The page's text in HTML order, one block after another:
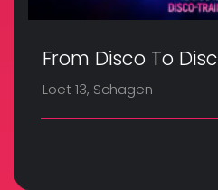
From Disco To
Loet 13, Schagen